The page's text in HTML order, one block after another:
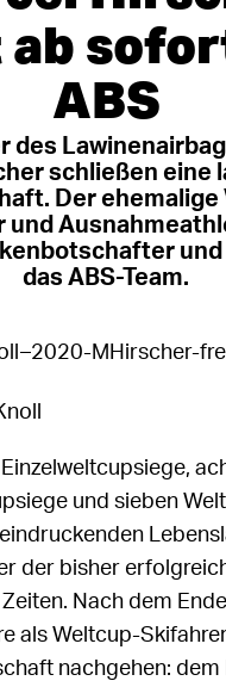
ABS
des
schließen eine
Der ehemalige
und
das ABS-Team.
und sieben
der bisher
Nach dem
als Weltcup-
nachgehen: dem